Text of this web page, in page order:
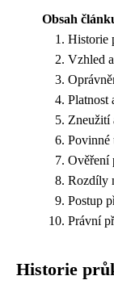
Obsah
Historie
Vzhled
Platnost
Zneužití
Povinné
Ověření
Rozdíly
Postup
Právní
Historie